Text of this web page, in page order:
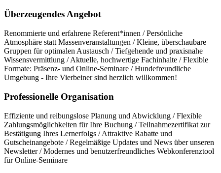
Überzeugendes Angebot
Renommierte und erfahrene Referent*innen / Persönliche
Atmosphäre statt Massenveranstaltungen / Kleine, überschaubare
Gruppen für optimalen Austausch / Tiefgehende und praxisnahe
Wissensvermittlung / Aktuelle, hochwertige Fachinhalte / Flexible
Formate: Präsenz- und Online-Seminare / Hundefreundliche
Umgebung - Ihre Vierbeiner sind herzlich willkommen!
Professionelle Organisation
Effiziente und reibungslose Planung und Abwicklung / Flexible
Zahlungsmöglichkeiten für Ihre Buchung / Teilnahmezertifikat zur
Bestätigung Ihres Lernerfolgs / Attraktive Rabatte und
Gutscheinangebote / Regelmäßige Updates und News über unseren
Newsletter / Modernes und benutzerfreundliches Webkonferenztool
für Online-Seminare